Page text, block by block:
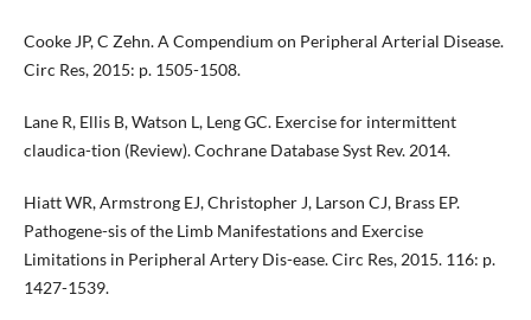
Cooke JP, C Zehn. A Compendium on Peripheral Arterial Disease.
Circ Res, 2015: p. 1505-1508.
Lane R, Ellis B, Watson L, Leng GC. Exercise for intermittent
claudica-tion (Review). Cochrane Database Syst Rev. 2014.
Hiatt WR, Armstrong EJ, Christopher J, Larson CJ, Brass EP.
Pathogene-sis of the Limb Manifestations and Exercise
Limitations in Peripheral Artery Dis-ease. Circ Res, 2015. 116: p.
1427-1539.